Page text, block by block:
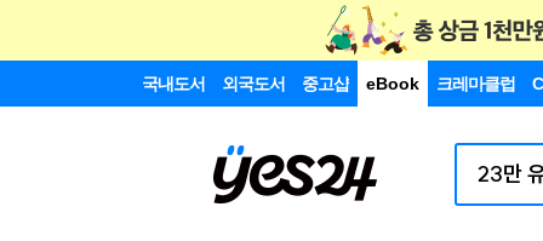
국내도서 외국도서 중고샵 eBook 크레마클럽